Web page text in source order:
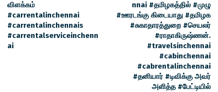
விளக்கம்
#carrentalinchennai
#carrentalinchennais
#carrentalserviceinchenn
ai
nnai #தமிழகத்தில் #முழு
#ஊரடங்கு கிடையாது #தமிழக
#சுகாதாரத்துறை #செயலர்
#ராதாகிருஷ்ணன்.
#travelsinchennai
#cabinchennai
#cabrentalinchennai
#தனியார் #டிவிக்கு அவர்
அளித்த #பேட்டியில்